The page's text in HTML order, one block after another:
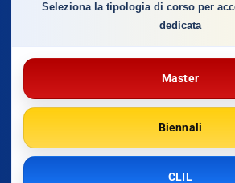
Seleziona la tipologia di corso per
dedicata
Master
Biennali
CLIL